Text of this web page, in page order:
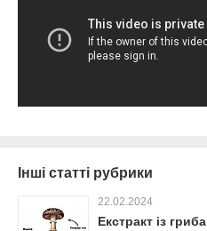
Інші статті рубрики
22.02.2024
Екстракт iз